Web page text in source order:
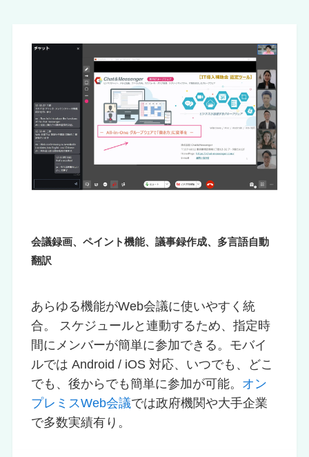
会議録画、ペイント機能、議事録作成、多言語自動
翻訳
あらゆる機能がWeb会議に使いやすく統
合。 スケジュールと連動するため、指定時
間にメンバーが簡単に参加できる。モバイ
ルでは Android / iOS 対応、いつでも、どこ
でも、後からでも簡単に参加が可能。 オン
プレミスWeb会議では政府機関や大手企業
で多数実績有り。